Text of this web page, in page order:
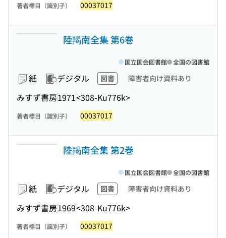
著者標目（識別子） 00037017
陸羯南全集 第6巻
紙 デジタル 図書 障害者向け資料あり
みすず書房1971<308-Ku776k>
国立国会図書館 全国の図書館
著者標目（識別子） 00037017
陸羯南全集 第2巻
紙 デジタル 図書 障害者向け資料あり
みすず書房1969<308-Ku776k>
国立国会図書館 全国の図書館
著者標目（識別子） 00037017